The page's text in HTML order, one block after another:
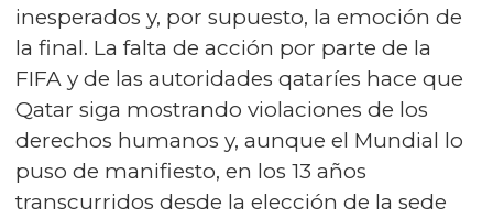
inesperados y, por supuesto, la emoción de
la final. La falta de acción por parte de la
FIFA y de las autoridades qataríes hace que
Qatar siga mostrando violaciones de los
derechos humanos y, aunque el Mundial lo
puso de manifiesto, en los 13 años
transcurridos desde la elección de la sede